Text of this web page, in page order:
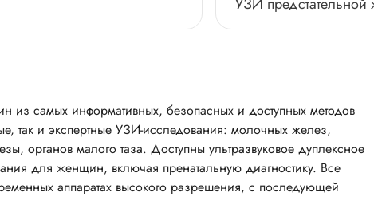
из самых информативных, безопасных и доступных методов
так и экспертные УЗИ-исследования: молочных желез,
органов малого таза. Доступны ультразвуковое дуплексное
для женщин, включая пренатальную диагностику. Все
аппаратах высокого разрешения, с последующей